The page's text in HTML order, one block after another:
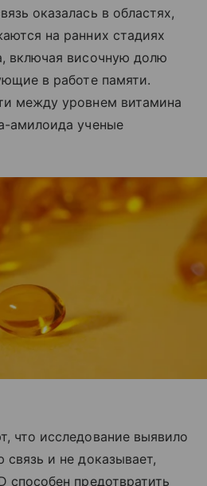
оказалась в областях,
на ранних стадиях
включая височную долю
в работе памяти.
между уровнем витамина
амилоида ученые
что исследование выявило
и не доказывает,
способен предотвратить